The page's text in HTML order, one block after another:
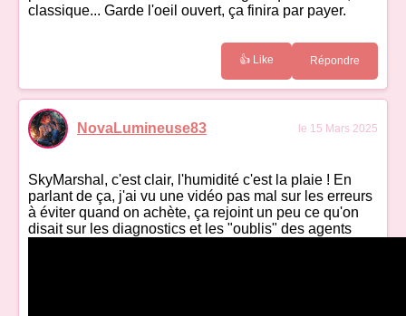
classique... Garde l'oeil ouvert, ça finira par payer.
👍 Like Répondre
NovaLumineuse83 le 15 Mars 2025
SkyMarshal, c'est clair, l'humidité c'est la plaie ! En
parlant de ça, j'ai vu une vidéo pas mal sur les erreurs
à éviter quand on achète, ça rejoint un peu ce qu'on
disait sur les diagnostics et les "oublis" des agents